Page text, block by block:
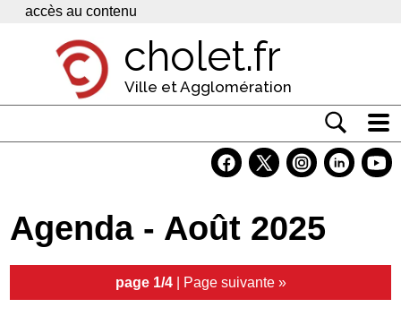
Panneau de gestion des cookies
accès au contenu
cholet.fr
Ville et Agglomération
Economie
Services
Agenda - Août 2025
page 1/4| Page suivante »